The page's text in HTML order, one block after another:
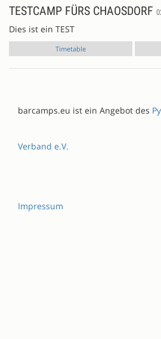
TESTCAMP FÜRS CHAOSDORF
Dies ist ein TEST
Timetable
barcamps.eu ist ein Angebot des
Verband e.V.
Impressum